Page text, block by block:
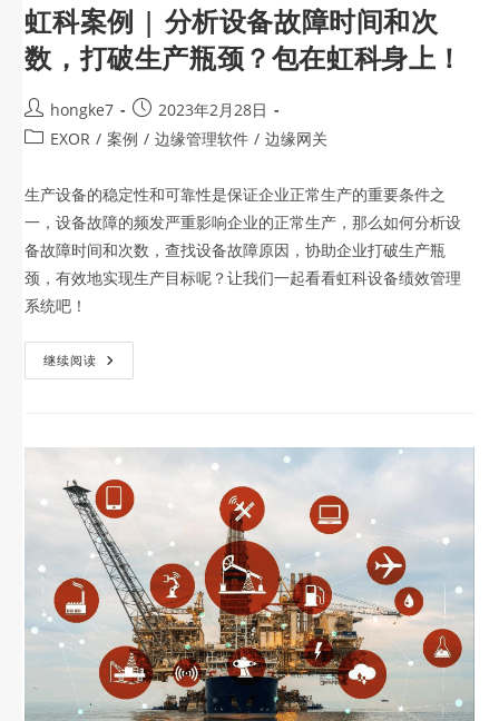
虹科案例 | 分析设备故障时间和次
数，打破生产瓶颈？包在虹科身上！
hongke7
2023年2月28日
EXOR / 案例 / 边缘管理软件 / 边缘网关
生产设备的稳定性和可靠性是保证企业正常生产的重要条件之
一，设备故障的频发严重影响企业的正常生产，那么如何分析设
备故障时间和次数，查找设备故障原因，协助企业打破生产瓶
颈，有效地实现生产目标呢？让我们一起看看虹科设备绩效管理
系统吧！
继续阅读